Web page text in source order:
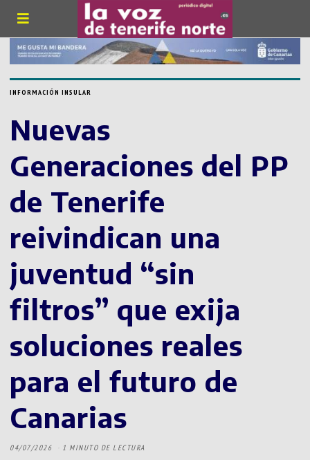
INFORMACIÓN INSULAR
Nuevas
Generaciones del PP
de Tenerife
reivindican una
juventud “sin
filtros” que exija
soluciones reales
para el futuro de
Canarias
04/07/2026 1 MINUTO DE LECTURA